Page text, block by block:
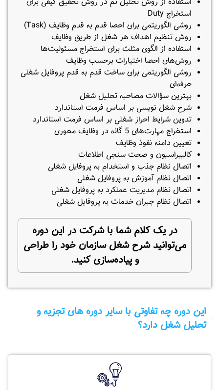
استخراج Duty
روشی الگوریتمی برای احصا قدم به قدم وظایف (Task)
روش تنظیم اهداف هر شغل از طریق وظایف
استفاده از الگوی مثلث برای استخراج مسئولیت‌ها
روش‌های احصا اختیارات برحسب وظایف
روشی الگوریتمی برای ساخت قدم به قدم پروفایل شغلی
حرفه‌ای
بهترین سؤالات مصاحبه تحلیل شغل
شرح شغل نویسی بر اساس فرمت استاندارد
تدوین شرایط احراز شغلی بر اساس فرمت استاندارد
استخراج مهارت‌های 5 گانه در وظایف محوری
تعیین دامنه نفوذ وظایف
کالیبراسیون و صحت سنجی اطلاعات
اتصال نظام جذب و استخدام به پروفایل شغلی
اتصال نظام آموزش به پروفایل شغلی
اتصال نظام مدیریت عملکرد به پروفایل شغلی
اتصال نظام جبران خدمات به پروفایل شغلی
در یک کلام شما با شرکت در این دوره
می‌توانید شرح شغل سازمان خود را طراحی
و پیاده‌سازی کنید.
این دوره چه تفاوتی با سایر دوره های تجزیه و
تحلیل شغل دارد؟